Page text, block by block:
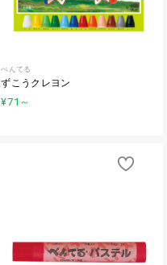
ぺんてる
ずこうクレヨン
¥71 ～